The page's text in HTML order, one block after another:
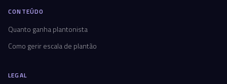
CONTEÚDO
Quanto ganha plantonista
Como gerir escala de plantão
LEGAL